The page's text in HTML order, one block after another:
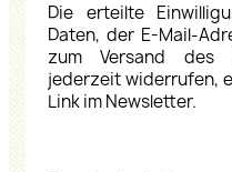
Die erteilte
Daten, der E-Mail-
zum Versand des
jederzeit widerrufen,
Link im Newsletter.